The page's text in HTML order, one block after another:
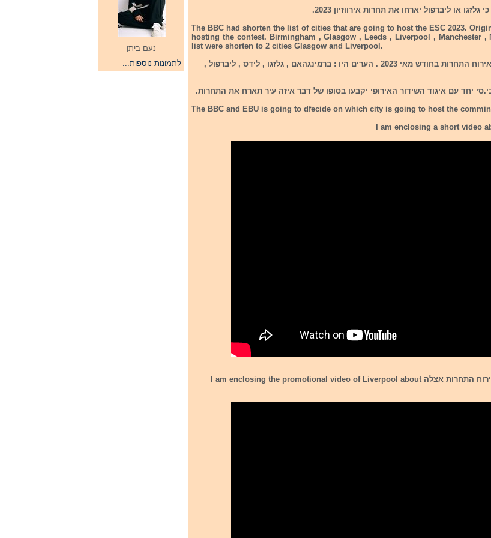
נעם ביתן
לתמונות נוספות...
או ליברפול יארחו את תחרות אירווזיון 2023.
The BBC had shorten the list of cities that are going to host the ESC 2023.
hosting the contest. Birmingham , Glasgow , Leeds , Liverpool , Manchester ,
list were shorten to 2 cities Glasgow and Liverpool.
בחודש אוגסט 7 ערים היו ברשימה לאירוח התחרות בחודש מאי 2023 . הערים היו : ברמינגהאם , גלזגו , לידס , ליברפול ,
The BBC and EBU is going to dfecide on which city is going to host the
רצ"ב סרטון שהכינה עיר ליברפול לאירוח התחרות אצלה I am enclosing the promotional video of Liverpool about